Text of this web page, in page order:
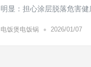
明显：担心涂层脱落危害
电饭煲电饭锅 • 2026/01/07